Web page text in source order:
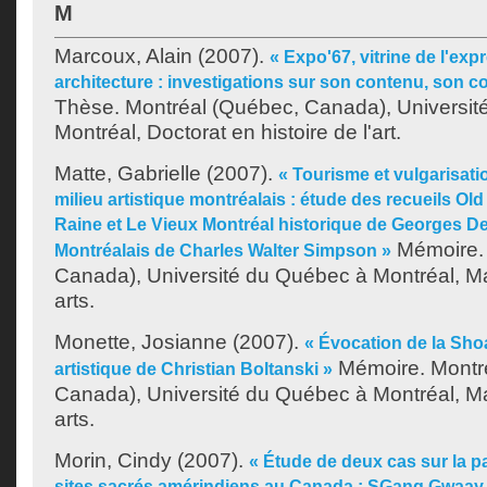
M
Marcoux, Alain (2007). « Expo'67, vitrine de
architecture : investigations sur son contenu, son
Thèse. Montréal (Québec, Canada),
Montréal, Doctorat en histoire de l'art.
Matte, Gabrielle (2007). « Tourisme et
milieu artistique montréalais : étude des recueils
Raine et Le Vieux Montréal historique de Georges
Montréalais de Charles Walter Simpson »
Canada), Université du Québec à Montréal,
arts.
Monette, Josianne (2007). « Évocation de la
artistique de Christian Boltanski » Mémoire.
Canada), Université du Québec à Montréal,
arts.
Morin, Cindy (2007). « Étude de deux cas sur la